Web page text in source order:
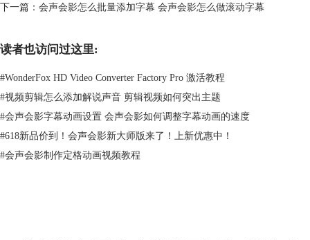
图2：独立的功能调整面板
及近景拍摄的佛像（素材B）。通过观察不难发现，素材A的主体位于画
面左侧，素材B位于右侧。这时候，如果我想在两个素材之间建立转场，
下一篇： 会声会影怎么批量添加字幕 会声会影怎么做滚动字幕
读者也访问过这里:
#WonderFox HD Video Converter Factory Pro 激活教程
#视频剪辑怎么添加解说声音 剪辑视频如何突出主题
#会声会影字幕动画设置 会声会影如何调整字幕动画的速度
#618新品价到！会声会影新大师版来了！上新优惠中！
#会声会影制作定格动画视频教程